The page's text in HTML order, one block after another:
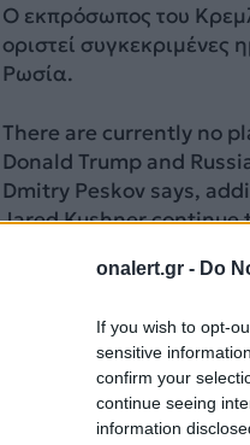
onalert.gr - Do
If you wish to opt-
sensitive
confirm your
continue seeing
information
Ο εκπρόσωπος του
οριστεί συγκεκριμένες
Ρωσία.
There are currently no
Donald Trump and
Dmitry Peskov says,
Jared Kushner